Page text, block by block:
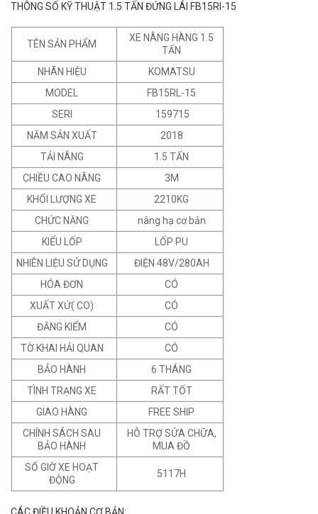
THÔNG SỐ KỸ THUẬT 1.5 TẤN ĐỨNG LÁI FB15Rl-15
TÊN SẢN PHẨM
XE NÂNG HÀNG 1.5
TẤN
NHÃN HIỆU
KOMATSU
MODEL
FB15RL-15
SERI
159715
NĂM SẢN XUẤT
2018
TẢI NÂNG
1.5 TẤN
CHIỀU CAO NÂNG
3M
KHỐI LƯỢNG XE
2210KG
CHỨC NĂNG
nâng hạ cơ bản
KIỂU LỐP
LỐP PU
NHIÊN LIỆU SỬ DỤNG
ĐIỆN 48V/280AH
HÓA ĐƠN
CÓ
XUẤT XỨ( CO)
CÓ
ĐĂNG KIỂM
CÓ
TỜ KHAI HẢI QUAN
CÓ
BẢO HÀNH
6 THÁNG
TÌNH TRẠNG XE
RẤT TỐT
GIAO HÀNG
FREE SHIP
CHÍNH SÁCH SAU
BẢO HÀNH
HỖ TRỢ SỬA CHỮA,
MUA ĐỒ
SỐ GIỜ XE HOẠT
ĐỘNG
5117H